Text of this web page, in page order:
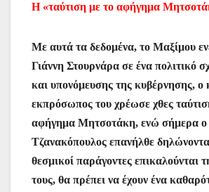
Η «ταύτιση με το αφήγημα
Με αυτά τα δεδομένα, το Μαξίμου
Γιάννη Στουρνάρα σε ένα πολιτικό
και υπονόμευσης της κυβέρνησης, ο
εκπρόσωπος του χρέωσε χθες
αφήγημα Μητσοτάκη, ενώ σήμερα ο
Τζανακόπουλος επανήλθε
θεσμικοί παράγοντες επικαλούνται
τους, θα πρέπει να έχουν ένα